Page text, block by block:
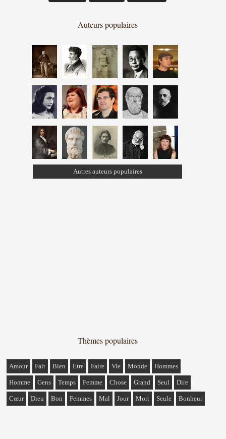
Auteurs populaires
Autres auteurs populaires
Thèmes populaires
Amour Fait Bien Etre Faire Vie Monde Hommes
Homme Gens Temps Femme Chose Grand Seul Dire
Cœur Dieu Bon Femmes Mal Jour Mort Seule Bonheur